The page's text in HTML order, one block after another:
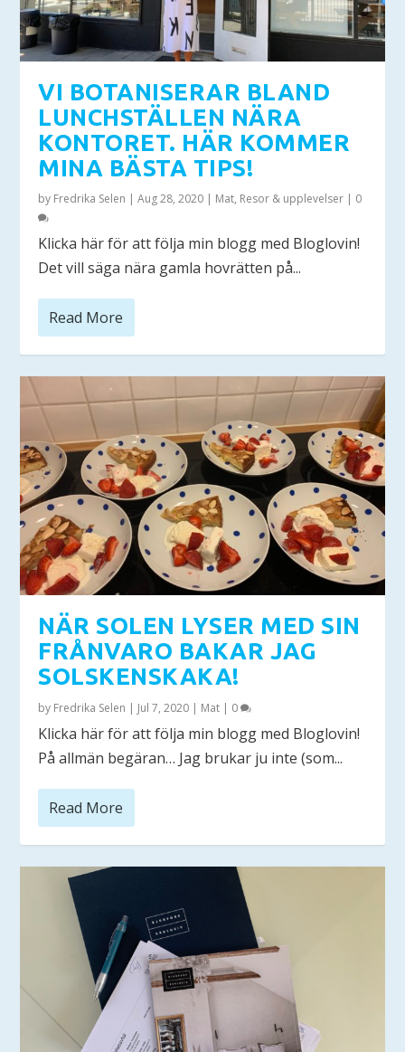
VI BOTANISERAR BLAND
LUNCHSTÄLLEN NÄRA
KONTORET. HÄR KOMMER
MINA BÄSTA TIPS!
by Fredrika Selen |Aug 28, 2020 | Mat, Resor & upplevelser | 0
Klicka här för att följa min blogg med Bloglovin!
Det vill säga nära gamla hovrätten på...
Read More
NÄR SOLEN LYSER MED SIN
FRÅNVARO BAKAR JAG
SOLSKENSKAKA!
by Fredrika Selen | Jul 7, 2020 | Mat | 0
Klicka här för att följa min blogg med Bloglovin!
På allmän begäran… Jag brukar ju inte (som...
Read More